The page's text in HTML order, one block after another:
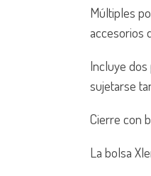
Múltiples
accesorios
Incluye
sujetarse
Cierre con
La bolsa